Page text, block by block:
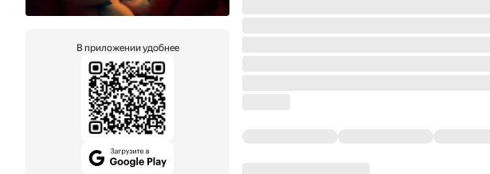
В приложении удобнее